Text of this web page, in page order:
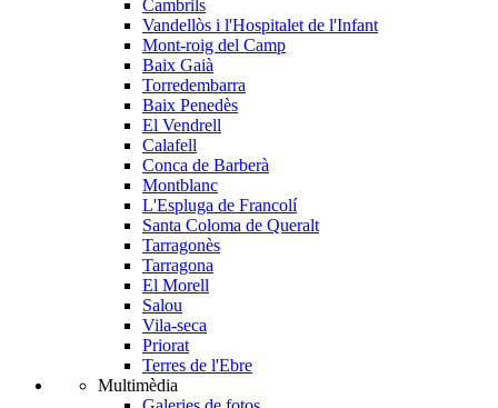
Cambrils
Vandellòs i l'Hospitalet de l'Infant
Mont-roig del Camp
Baix Gaià
Torredembarra
Baix Penedès
El Vendrell
Calafell
Conca de Barberà
Montblanc
L'Espluga de Francolí
Santa Coloma de Queralt
Tarragonès
Tarragona
El Morell
Salou
Vila-seca
Priorat
Terres de l'Ebre
Multimèdia